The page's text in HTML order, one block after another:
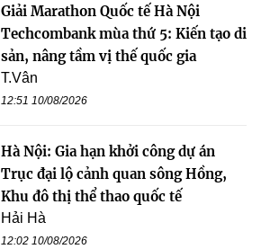
Giải Marathon Quốc tế Hà Nội
Techcombank mùa thứ 5: Kiến tạo di
sản, nâng tầm vị thế quốc gia
T.Vân
12:51 10/08/2026
Hà Nội: Gia hạn khởi công dự án
Trục đại lộ cảnh quan sông Hồng,
Khu đô thị thể thao quốc tế
Hải Hà
12:02 10/08/2026